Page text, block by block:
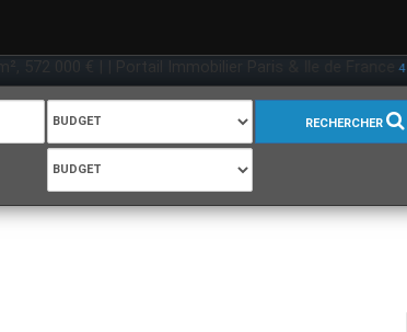
€ | | Portail Immobilier Paris & Ile de France 4 pièces paris
RECHERCHER